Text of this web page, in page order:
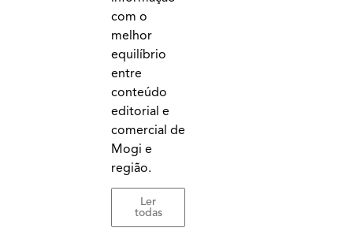
com o
melhor
equilíbrio
entre
conteúdo
editorial e
comercial de
Mogi e
região.
Ler
todas